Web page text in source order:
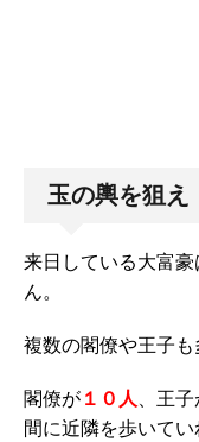
玉の輿を狙え
来日している大富
ん。
複数の閣僚や王子も
閣僚が １０人、王子
間に近隣を歩いて